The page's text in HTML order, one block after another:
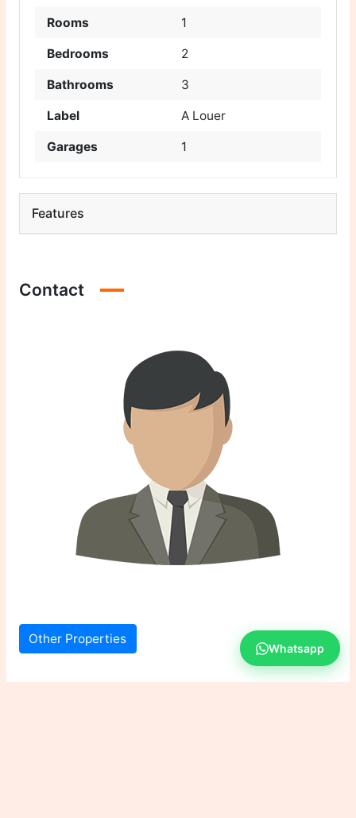
Rooms 1
Bedrooms 2
Bathrooms 3
Label A Louer
Garages 1
Features
Contact
Other Properties
Whatsapp